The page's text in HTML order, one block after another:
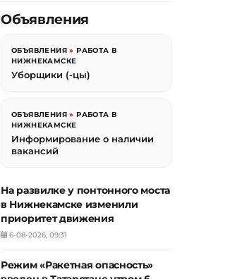
Объявления
ОБЪЯВЛЕНИЯ »РАБОТА В
НИЖНЕКАМСКЕ
Уборщики (-цы)
ОБЪЯВЛЕНИЯ »РАБОТА В
НИЖНЕКАМСКЕ
Информирование о наличии
вакансий
На развилке у понтонного моста
в Нижнекамске изменили
приоритет движения
6-08-2026, 09:31
Режим «Ракетная опасность»